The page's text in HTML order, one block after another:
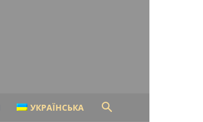
УКРАЇНСЬКА